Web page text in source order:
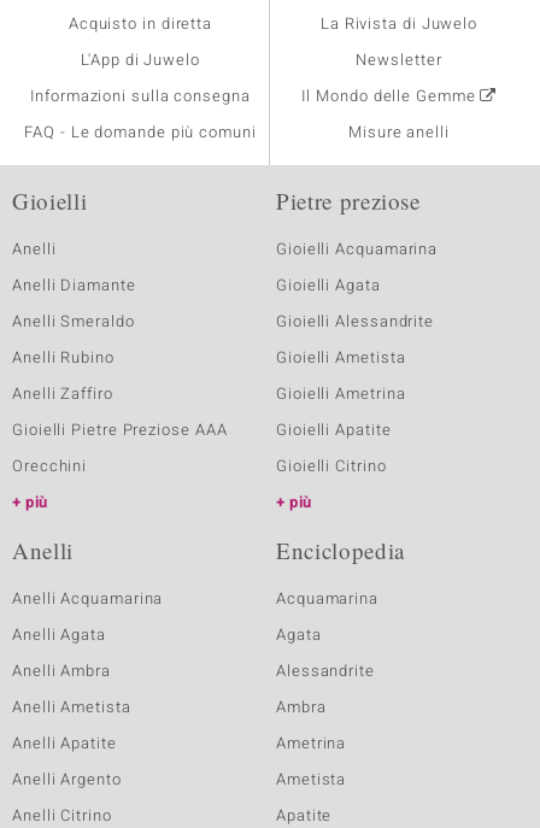
Acquisto in diretta
L'App di Juwelo
Informazioni sulla consegna
FAQ - Le domande più comuni
La Rivista di Juwelo
Newsletter
Il Mondo delle Gemme
Misure anelli
Gioielli
Anelli
Anelli Diamante
Anelli Smeraldo
Anelli Rubino
Anelli Zaffiro
Gioielli Pietre Preziose AAA
Orecchini
più
Pietre preziose
Gioielli Acquamarina
Gioielli Agata
Gioielli Alessandrite
Gioielli Ametista
Gioielli Ametrina
Gioielli Apatite
Gioielli Citrino
più
Anelli
Anelli Acquamarina
Anelli Agata
Anelli Ambra
Anelli Ametista
Anelli Apatite
Anelli Argento
Anelli Citrino
Enciclopedia
Acquamarina
Agata
Alessandrite
Ambra
Ametrina
Ametista
Apatite